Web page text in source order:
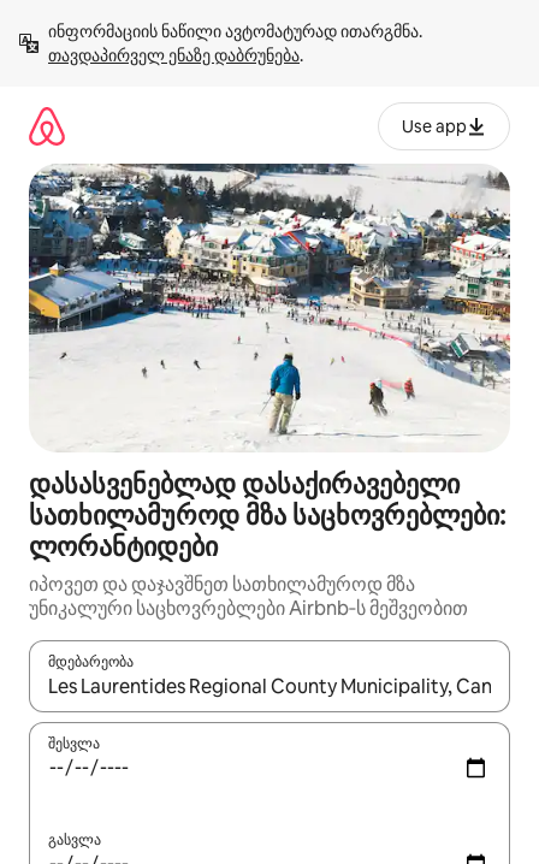
გადასვლა
თავდაპირველ ენაზე დაბრუნება.
Use app
დასასვენებლად დასაქირავებელი
სათხილამუროდ მზა საცხოვრებლები:
ლორანტიდები
იპოვეთ და დაჯავშნეთ სათხილამუროდ მზა
უნიკალური საცხოვრებლები Airbnb‑ს მეშვეობით
მდებარეობა
როცა შედეგები ხელმისაწვდომი გახდება, ნავიგაციისთვის
შესვლა
გასვლა